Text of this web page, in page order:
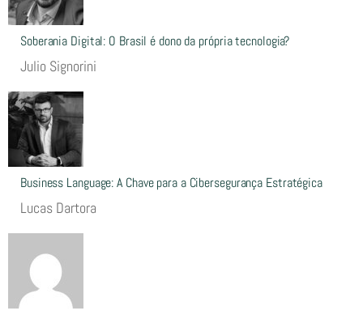
Soberania Digital: O Brasil é dono da própria tecnologia?
Julio Signorini
Business Language: A Chave para a Cibersegurança Estratégica
Lucas Dartora